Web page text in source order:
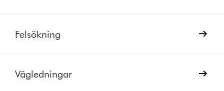
Felsökning
Vägledningar